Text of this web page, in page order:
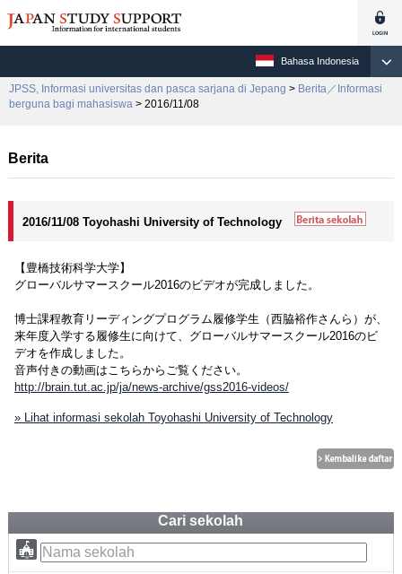
Bahasa Indonesia
JPSS, Informasi universitas dan pasca sarjana di Jepang > Berita／Informasi
berguna bagi mahasiswa > 2016/11/08
Berita
2016/11/08 Toyohashi University of Technology
【豊橋技術科学大学】
グローバルサマースクール2016のビデオが完成しました。
博士課程教育リーディングプログラム履修学生（西脇裕作さんら）が、
来年度入学する履修生に向けて、グローバルサマースクール2016のビ
デオを作成しました。
音声付きの動画はこちらからご覧ください。
http://brain.tut.ac.jp/ja/news-archive/gss2016-videos/
» Lihat informasi sekolah Toyohashi University of Technology
Cari sekolah